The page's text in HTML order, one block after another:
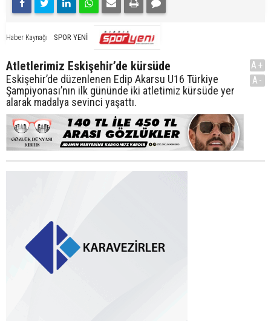
Haber Kaynağı SPOR YENİ
Atletlerimiz Eskişehir’de kürsüde
Eskişehir’de düzenlenen Edip Akarsu U16 Türkiye
Şampiyonası’nın ilk gününde iki atletimiz kürsüde yer
alarak madalya sevinci yaşattı.
A+
A-